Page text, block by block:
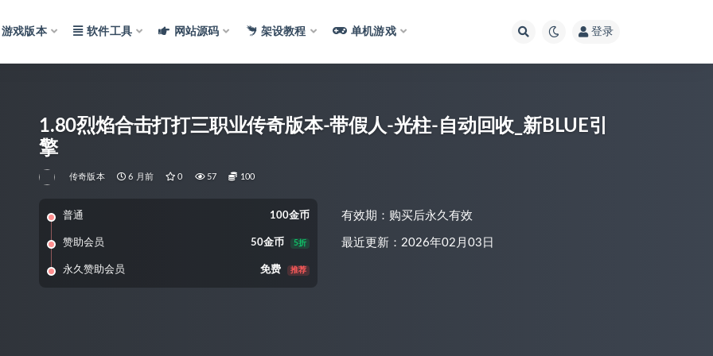
游戏版本 软件工具 网站源码 架设教程 单机游戏 登录
1.80烈焰合击打打三职业传奇版本-带假人-光柱-自动回收_新BLUE引
擎
传奇版本 6 月前 0 57 100
普通 100金币
赞助会员 50金币 5折
永久赞助会员 免费 推荐
有效期：购买后永久有效
最近更新：2026年02月03日